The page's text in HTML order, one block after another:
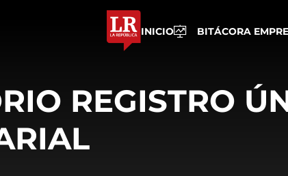
INICIO BITÁCORA
REGISTRO